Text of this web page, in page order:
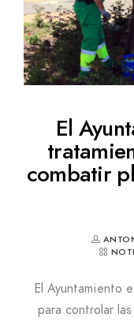
El
combatir
El Ayuntamiento
para controlar